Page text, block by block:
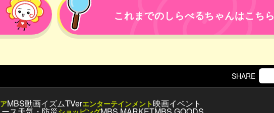
これまでのしらべるちゃんはこちら
SHARE
MBS動画イズムTVerエンターテインメント映画イベント